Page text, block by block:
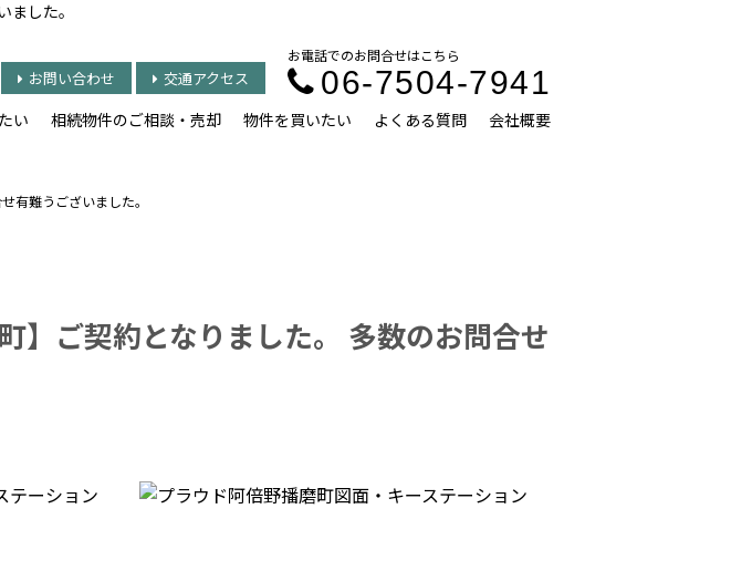
した。
お電話でのお問合せはこちら
06-7504-7941
お問い合わせ 交通アクセス
い 相続物件のご相談・売却 物件を買いたい よくある質問 会社概要
有難うございました。
】ご契約となりました。 多数のお問合せ